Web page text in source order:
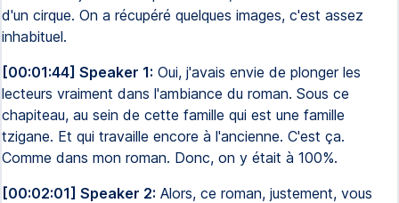
d'un cirque. On a récupéré quelques images, c'est assez
inhabituel.
[00:01:44] Speaker 1: Oui, j'avais envie de plonger les
lecteurs vraiment dans l'ambiance du roman. Sous ce
chapiteau, au sein de cette famille qui est une famille
tzigane. Et qui travaille encore à l'ancienne. C'est ça.
Comme dans mon roman. Donc, on y était à 100%.
[00:02:01] Speaker 2: Alors, ce roman, justement, vous